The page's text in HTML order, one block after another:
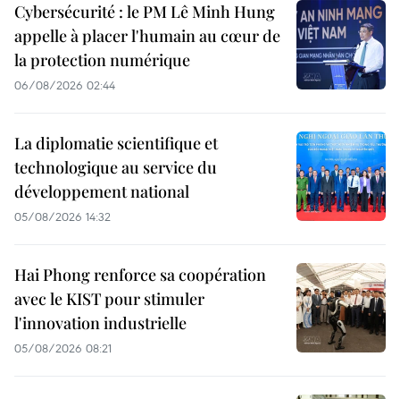
Cybersécurité : le PM Lê Minh Hung
appelle à placer l'humain au cœur de
la protection numérique
06/08/2026 02:44
La diplomatie scientifique et
technologique au service du
développement national
05/08/2026 14:32
Hai Phong renforce sa coopération
avec le KIST pour stimuler
l'innovation industrielle
05/08/2026 08:21